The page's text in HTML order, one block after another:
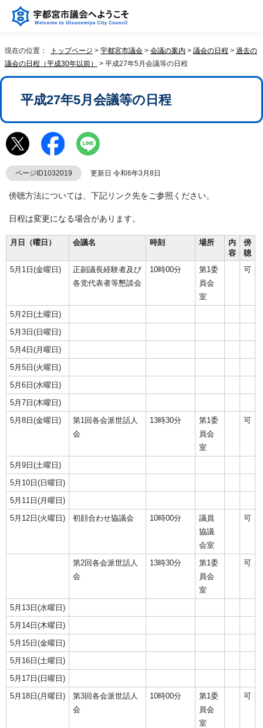
現在の位置： トップページ > 宇都宮市議会 > 会議の案内 > 議会の日程 > 過去の
議会の日程（平成30年以前）
> 平成27年5月会議等の日程
平成27年5月会議等の日程
ページID1032019 更新日 令和6年3月8日
傍聴方法については、下記リンク先をご参照ください。
日程は変更になる場合があります。
月日（曜日） 会議名 時刻 場所
内
容
傍
聴
5月1日(金曜日)
正副議長経験者及び
各党代表者等懇談会
10時00分
第1委
員会
室
可
5月2日(土曜日)
5月3日(日曜日)
5月4日(月曜日)
5月5日(火曜日)
5月6日(水曜日)
5月7日(木曜日)
5月8日(金曜日)
第1回各会派世話人
会
13時30分
第1委
員会
室
可
5月9日(土曜日)
5月10日(日曜日)
5月11日(月曜日)
5月12日(火曜日)
初顔合わせ協議会 10時00分
議員
協議
会室
可
第2回各会派世話人
会
13時30分
第1委
員会
室
可
5月13日(水曜日)
5月14日(木曜日)
5月15日(金曜日)
5月16日(土曜日)
5月17日(日曜日)
5月18日(月曜日)
第3回各会派世話人
会
10時00分
第1委
員会
室
可